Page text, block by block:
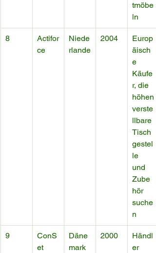
tmöbe
ln
8
Actifor
ce
Niede
rlande
2004
Europ
äisch
e
Käufe
r, die
höhen
verste
llbare
Tisch
gestel
le
und
Zube
hör
suche
n
9
ConS
et
Däne
mark
2000
Händl
er